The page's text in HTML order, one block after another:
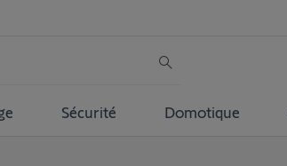
Sécurité Domotique